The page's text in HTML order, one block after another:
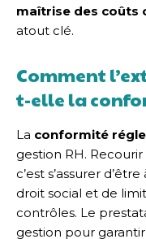
maîtrise des coûts
atout clé.
Comment
t-elle la
La conformité
gestion RH. Recourir
c’est s’assurer
droit social et de
contrôles. Le
gestion pour